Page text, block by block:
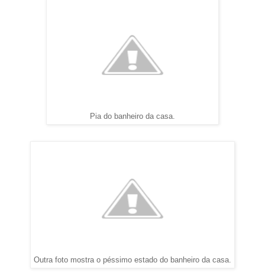
Pia do banheiro da casa.
Outra foto mostra o péssimo estado do banheiro da casa.